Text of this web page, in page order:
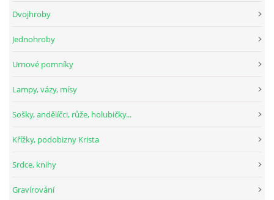
Dvojhroby
Jednohroby
Urnové pomníky
Lampy, vázy, mísy
Sošky, andělíčci, růže, holubičky...
Křížky, podobizny Krista
Srdce, knihy
Gravírování